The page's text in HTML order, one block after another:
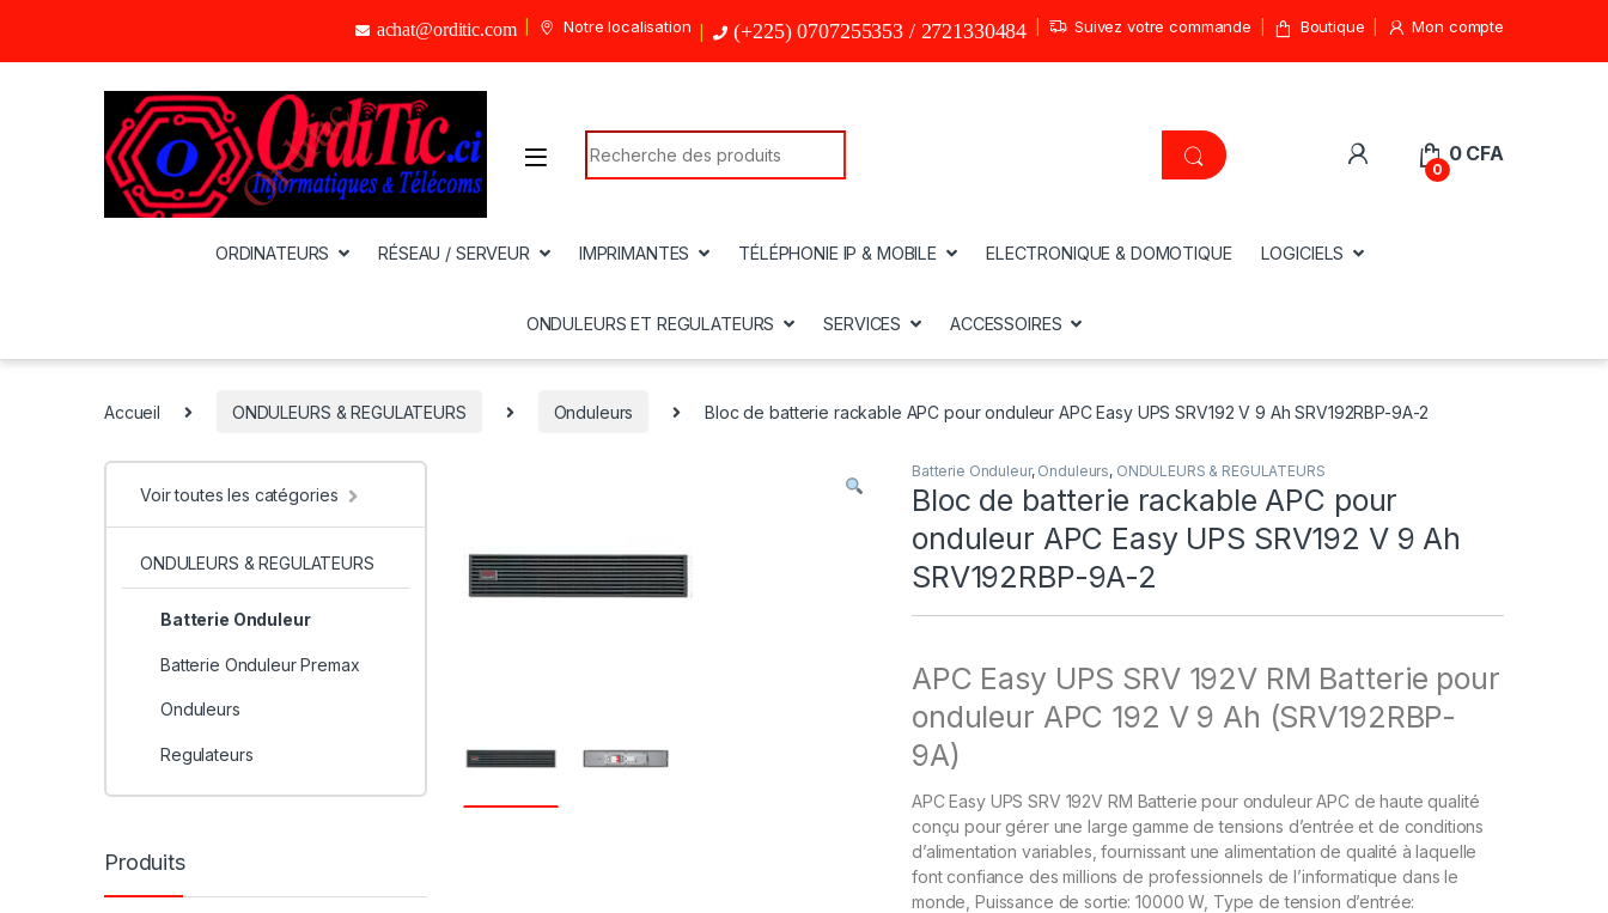
achat@orditic.com Notre localisation (+225) 0707255353 / 2721330484 Suivez votre commande Boutique Mon compte
Search for:
0
0 CFA
ORDINATEURS RÉSEAU / SERVEUR IMPRIMANTES TÉLÉPHONIE IP & MOBILE ELECTRONIQUE & DOMOTIQUE LOGICIELS
ONDULEURS ET REGULATEURS SERVICES ACCESSOIRES
Accueil ONDULEURS & REGULATEURS Onduleurs Bloc de batterie rackable APC pour onduleur APC Easy UPS SRV192 V 9 Ah SRV192RBP-9A-2
Batterie Onduleur, Onduleurs, ONDULEURS & REGULATEURS
Bloc de batterie rackable APC pour
onduleur APC Easy UPS SRV192 V 9 Ah
SRV192RBP-9A-2
APC Easy UPS SRV 192V RM Batterie pour
onduleur APC 192 V 9 Ah (SRV192RBP-
9A)
APC Easy UPS SRV 192V RM Batterie pour onduleur APC de haute qualité
conçu pour gérer une large gamme de tensions d’entrée et de conditions
d’alimentation variables, fournissant une alimentation de qualité à laquelle
font confiance des millions de professionnels de l’informatique dans le
monde, Puissance de sortie: 10000 W, Type de tension d’entrée:
Voir toutes les catégories
ONDULEURS & REGULATEURS
Batterie Onduleur
Batterie Onduleur Premax
Onduleurs
Regulateurs
Produits